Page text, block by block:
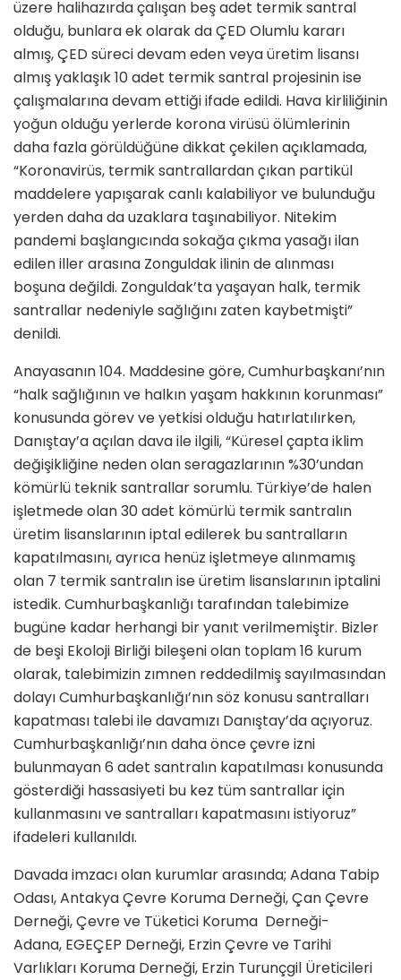
üzere halihazırda çalışan beş adet termik santral
olduğu, bunlara ek olarak da ÇED Olumlu kararı
almış, ÇED süreci devam eden veya üretim lisansı
almış yaklaşık 10 adet termik santral projesinin ise
çalışmalarına devam ettiği ifade edildi. Hava kirliliğinin
yoğun olduğu yerlerde korona virüsü ölümlerinin
daha fazla görüldüğüne dikkat çekilen açıklamada,
“Koronavirüs, termik santrallardan çıkan partikül
maddelere yapışarak canlı kalabiliyor ve bulunduğu
yerden daha da uzaklara taşınabiliyor. Nitekim
pandemi başlangıcında sokağa çıkma yasağı ilan
edilen iller arasına Zonguldak ilinin de alınması
boşuna değildi. Zonguldak’ta yaşayan halk, termik
santrallar nedeniyle sağlığını zaten kaybetmişti”
denildi.
Anayasanın 104. Maddesine göre, Cumhurbaşkanı’nın
“halk sağlığının ve halkın yaşam hakkının korunması”
konusunda görev ve yetkisi olduğu hatırlatılırken,
Danıştay’a açılan dava ile ilgili, “Küresel çapta iklim
değişikliğine neden olan seragazlarının %30’undan
kömürlü teknik santrallar sorumlu. Türkiye’de halen
işletmede olan 30 adet kömürlü termik santralın
üretim lisanslarının iptal edilerek bu santralların
kapatılmasını, ayrıca henüz işletmeye alınmamış
olan 7 termik santralın ise üretim lisanslarının iptalini
istedik. Cumhurbaşkanlığı tarafından talebimize
bugüne kadar herhangi bir yanıt verilmemiştir. Bizler
de beşi Ekoloji Birliği bileşeni olan toplam 16 kurum
olarak, talebimizin zımnen reddedilmiş sayılmasından
dolayı Cumhurbaşkanlığı’nın söz konusu santralları
kapatması talebi ile davamızı Danıştay’da açıyoruz.
Cumhurbaşkanlığı’nın daha önce çevre izni
bulunmayan 6 adet santralın kapatılması konusunda
gösterdiği hassasiyeti bu kez tüm santrallar için
kullanmasını ve santralları kapatmasını istiyoruz”
ifadeleri kullanıldı.
Davada imzacı olan kurumlar arasında; Adana Tabip
Odası, Antakya Çevre Koruma Derneği, Çan Çevre
Derneği, Çevre ve Tüketici Koruma Derneği-
Adana, EGEÇEP Derneği, Erzin Çevre ve Tarihi
Varlıkları Koruma Derneği, Erzin Turunçgil Üreticileri